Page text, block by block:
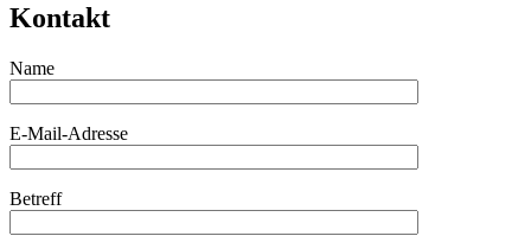
Kontakt
Name
E-Mail-Adresse
Betreff